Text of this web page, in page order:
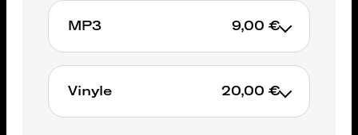
AJOUTER AU PANIER
MP3 9,00 €
AJOUTER AU PANIER
Vinyle 20,00 €